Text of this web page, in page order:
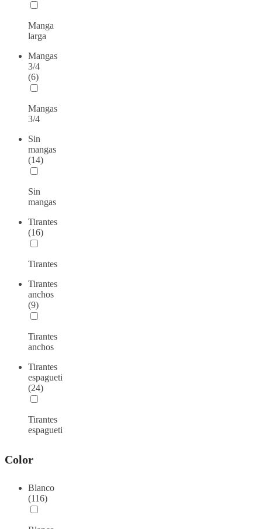
Manga
larga
Mangas
3/4
(6)
Mangas
3/4
Sin
mangas
(14)
Sin
mangas
Tirantes
(16)
Tirantes
Tirantes
anchos
(9)
Tirantes
anchos
Tirantes
espagueti
(24)
Tirantes
espagueti
Color
Blanco
(116)